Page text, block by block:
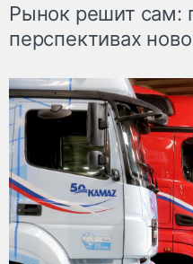
Рынок решит сам:
перспективах